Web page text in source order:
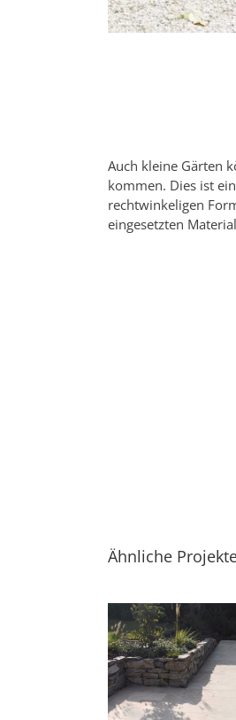
Auch kleine Gärten
kommen. Dies ist
rechtwinkeligen
eingesetzten
Ähnliche